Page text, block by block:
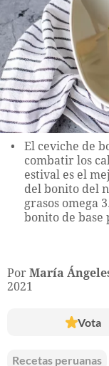
El ceviche de
combatir los
estival es el
del bonito del
grasos omega
bonito de base
Por María
2021
Vota
Recetas peruanas